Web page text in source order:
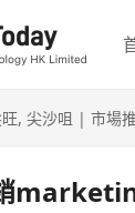
, 尖沙咀 | 市場